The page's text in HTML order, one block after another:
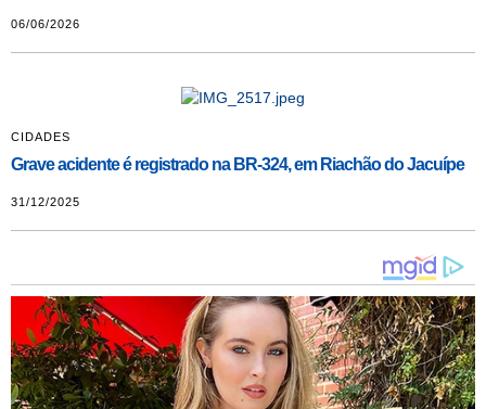
06/06/2026
CIDADES
Grave acidente é registrado na BR-324, em Riachão do Jacuípe
31/12/2025